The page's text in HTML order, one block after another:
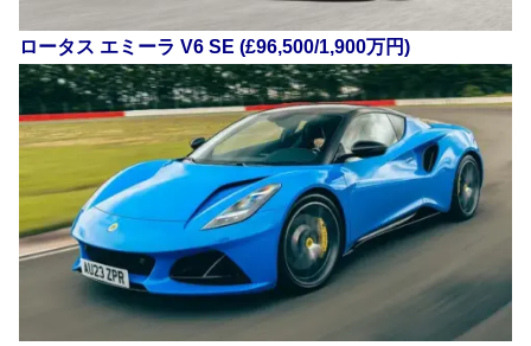
ロータス エミーラ V6 SE (£96,500/1,900万円)